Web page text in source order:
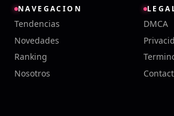
NAVEGACION
Tendencias
Novedades
Ranking
Nosotros
DMCA